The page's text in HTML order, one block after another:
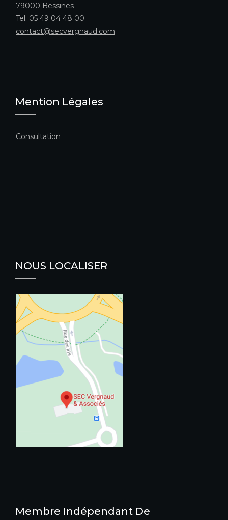
79000 Bessines
Tel: 05 49 04 48 00
contact@secvergnaud.com
Mention Légales
Consultation
NOUS LOCALISER
Membre Indépendant De